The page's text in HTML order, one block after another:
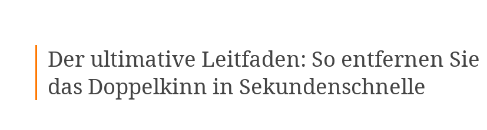
Der ultimative Leitfaden: So entfernen Sie
das Doppelkinn in Sekundenschnelle